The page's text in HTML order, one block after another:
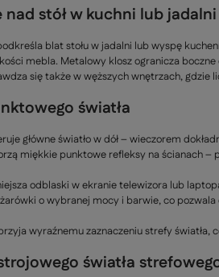
stół w kuchni lub jadalni
blat stołu w jadalni lub wyspę
mebla. Metalowy klosz ogranicza boczne
się także w węższych wnętrzach, gdzie
światła
główne światło w dół – wieczorem
miękkie punktowe refleksy na ścianach
odblaski w ekranie telewizora lub
o wybranej mocy i barwie, co
wyraźnemu zaznaczeniu strefy
światła